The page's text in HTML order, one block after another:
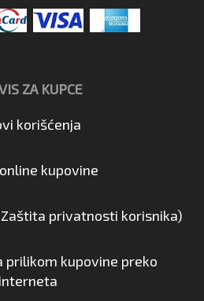
ZA KUPCE
korišćenja
kupovine
privatnosti korisnika)
prilikom kupovine preko
interneta